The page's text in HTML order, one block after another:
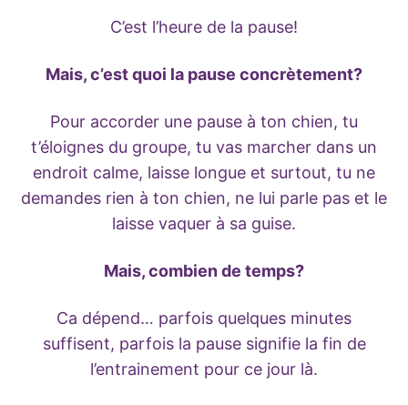
C’est l’heure de la pause!
Mais, c’est quoi la pause concrètement?
Pour accorder une pause à ton chien, tu
t’éloignes du groupe, tu vas marcher dans un
endroit calme, laisse longue et surtout, tu ne
demandes rien à ton chien, ne lui parle pas et le
laisse vaquer à sa guise.
Mais, combien de temps?
Ca dépend… parfois quelques minutes
suffisent, parfois la pause signifie la fin de
l’entrainement pour ce jour là.